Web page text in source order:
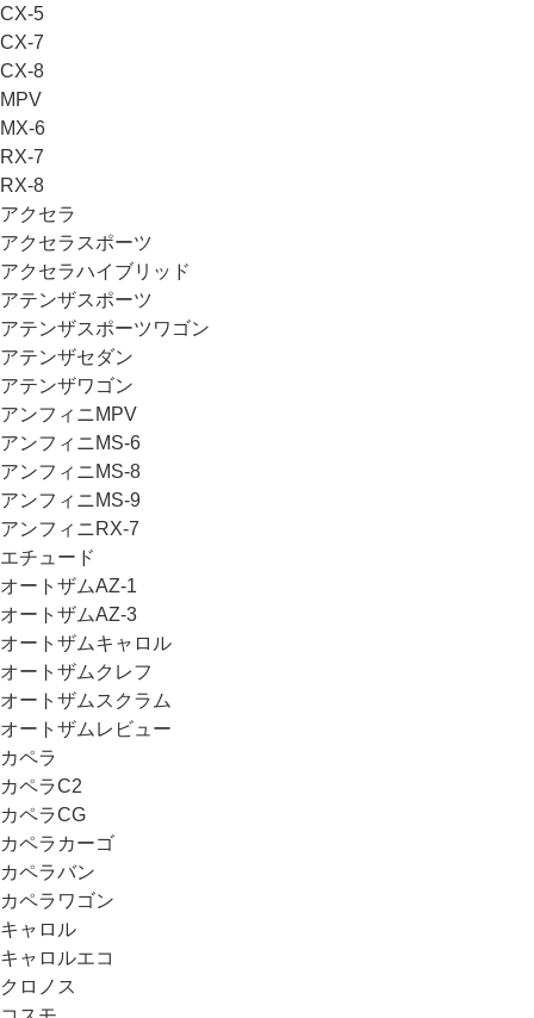
CX-5
CX-7
CX-8
MPV
MX-6
RX-7
RX-8
アクセラ
アクセラスポーツ
アクセラハイブリッド
アテンザスポーツ
アテンザスポーツワゴン
アテンザセダン
アテンザワゴン
アンフィニMPV
アンフィニMS-6
アンフィニMS-8
アンフィニMS-9
アンフィニRX-7
エチュード
オートザムAZ-1
オートザムAZ-3
オートザムキャロル
オートザムクレフ
オートザムスクラム
オートザムレビュー
カペラ
カペラC2
カペラCG
カペラカーゴ
カペラバン
カペラワゴン
キャロル
キャロルエコ
クロノス